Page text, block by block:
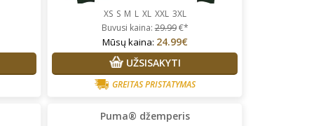
XS S M L XL XXL 3XL
Buvusi kaina:29.99€*
Mūsų kaina: 24.99€
UŽSISAKYTI
GREITAS PRISTATYMAS
Puma® džemperis